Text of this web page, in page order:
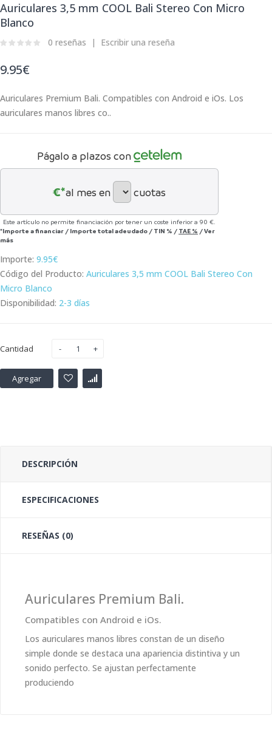
Auriculares 3,5 mm COOL Bali Stereo Con Micro
Blanco
0 reseñas Escribir una reseña
9.95€
Auriculares Premium Bali. Compatibles con Android e iOs. Los
auriculares manos libres co..
Págalo a plazos con
€*al mes en cuotas
Este artículo no permite financiación por tener un coste inferior a 90 €.
*Importe a financiar / Importe total adeudado / TIN % / TAE % /Ver
más
Importe: 9.95€
Código del Producto: Auriculares 3,5 mm COOL Bali Stereo Con
Micro Blanco
Disponibilidad: 2-3 días
Cantidad
Agregar
DESCRIPCIÓN
ESPECIFICACIONES
RESEÑAS (0)
Auriculares Premium Bali.
Compatibles con Android e iOs.
Los auriculares manos libres constan de un diseño
simple donde se destaca una apariencia distintiva y un
sonido perfecto. Se ajustan perfectamente
produciendo